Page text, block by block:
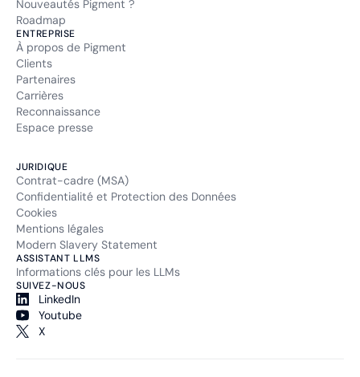
Nouveautés Pigment ?
Roadmap
ENTREPRISE
À propos de Pigment
Clients
Partenaires
Carrières
Reconnaissance
Espace presse
JURIDIQUE
Contrat-cadre (MSA)
Confidentialité et Protection des Données
Cookies
Mentions légales
Modern Slavery Statement
ASSISTANT LLMS
Informations clés pour les LLMs
SUIVEZ-NOUS
LinkedIn
Youtube
X